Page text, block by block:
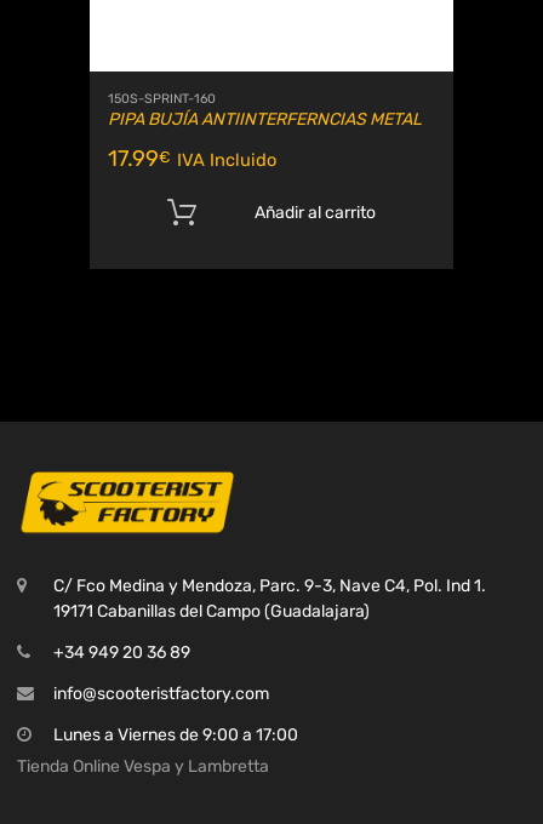
150S-SPRINT-160
PIPA BUJÍA ANTIINTERFERNCIAS METAL
17.99€ IVA Incluido
Añadir al carrito
C/ Fco Medina y Mendoza, Parc. 9-3, Nave C4, Pol. Ind 1.
19171 Cabanillas del Campo (Guadalajara)
+34 949 20 36 89
info@scooteristfactory.com
Lunes a Viernes de 9:00 a 17:00
Tienda Online Vespa y Lambretta